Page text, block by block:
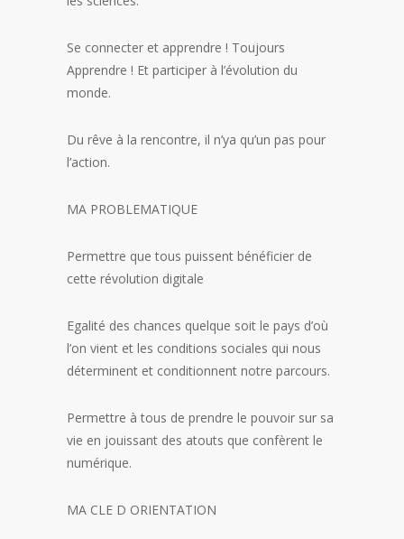
Se connecter et apprendre ! Toujours
Apprendre ! Et participer à l’évolution du
monde.
Du rêve à la rencontre, il n’ya qu’un pas pour
l’action.
MA PROBLEMATIQUE
Permettre que tous puissent bénéficier de
cette révolution digitale
Egalité des chances quelque soit le pays d’où
l’on vient et les conditions sociales qui nous
déterminent et conditionnent notre parcours.
Permettre à tous de prendre le pouvoir sur sa
vie en jouissant des atouts que confèrent le
numérique.
MA CLE D ORIENTATION